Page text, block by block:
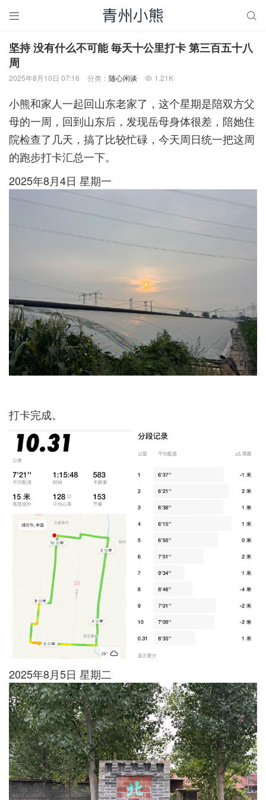
 
坚持 没有什么不可能 毎天十公里打卡 第三百五十八
周
2025年8月10日 07:16 分类： 随心闲谈  1.21K
小熊和家人一起回山东老家了，这个星期是陪双方父
母的一周，回到山东后，发现岳母身体很差，陪她住
院检查了几天，搞了比较忙碌，今天周日统一把这周
的跑步打卡汇总一下。
2025年8月4日 星期一
打卡完成。
2025年8月5日 星期二